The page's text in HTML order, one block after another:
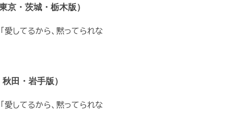
・茨城・栃木版）
してるから、黙ってられな
田・岩手版）
してるから、黙ってられな